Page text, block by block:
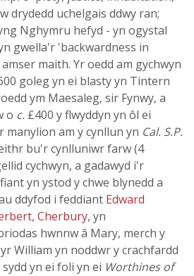
drydedd uchelgais ddwy ran;
Nghymru hefyd - yn ogystal
gwella'r 'backwardness in
maith. Yr oedd am gychwyn
goleg yn ei blasty yn Tintern
ym Maesaleg, sir Fynwy, a
o c. £400 y flwyddyn yn ôl ei
manylion am y cynllun yn Cal. S.P.
bu'r cynlluniwr farw (4
cychwyn, a gadawyd i'r
yn ystod y chwe blynedd a
ddyfod i feddiant Edward
Cherbury, yn
hwnnw â Mary, merch y
William yn noddwr y crachfardd
yn ei foli yn ei Worthines of